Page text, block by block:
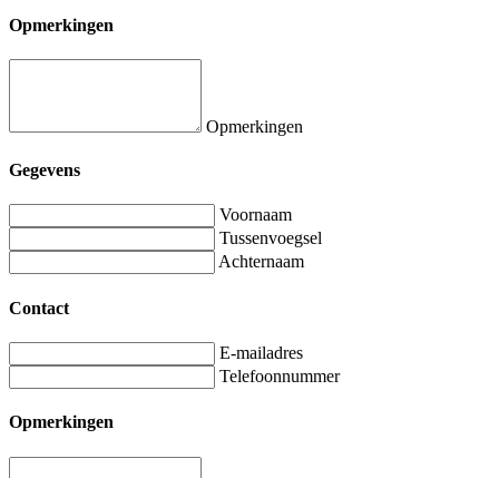
Opmerkingen
Opmerkingen
Gegevens
Voornaam
Tussenvoegsel
Achternaam
Contact
E-mailadres
Telefoonnummer
Opmerkingen